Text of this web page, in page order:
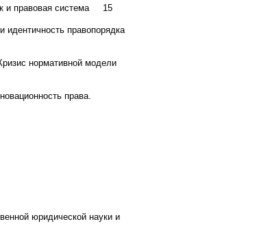
и правовая система 15
идентичность правопорядка
нормативной модели
права.
юридической науки и